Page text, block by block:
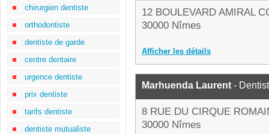
chirurgien dentiste
orthodontiste
dentiste de garde
centre dentaire
urgence dentiste
prix dentiste
tarifs dentiste
dentiste mutualiste
12 BOULEVARD AMIRAL
30000 Nîmes
Afficher les détails
Marhuenda Laurent -
8 RUE DU CIRQUE
30000 Nîmes